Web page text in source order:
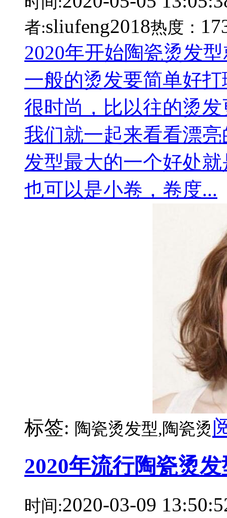
者:sliufeng2018热度：
2020年开始陶瓷烫发
一般的烫发要简单好
很时尚，比以往的烫
我们就一起来看看漂
发型最大的一个好处
也可以是小卷，卷度...
标签: 陶瓷烫发型,陶瓷烫
2020年流行陶瓷烫
时间:2020-03-09